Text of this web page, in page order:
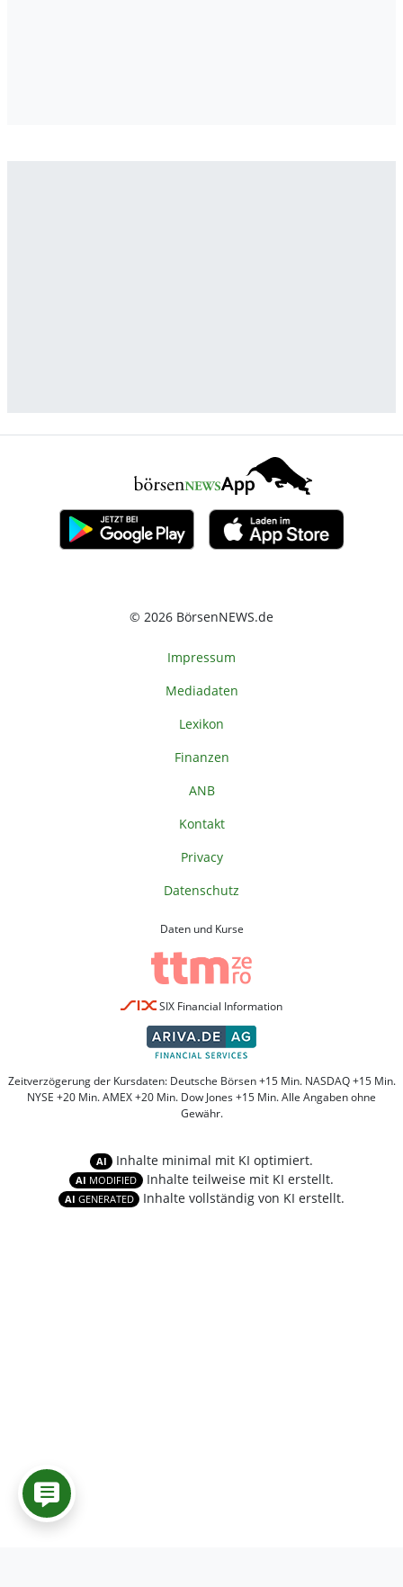
© 2026 BörsenNEWS.de
Impressum
Mediadaten
Lexikon
Finanzen
ANB
Kontakt
Privacy
Datenschutz
Daten und Kurse
SIX Financial Information
Zeitverzögerung der Kursdaten: Deutsche Börsen +15 Min. NASDAQ +15 Min.
NYSE +20 Min. AMEX +20 Min. Dow Jones +15 Min. Alle Angaben ohne
Gewähr.
AI Inhalte minimal mit KI optimiert.
AI MODIFIED Inhalte teilweise mit KI erstellt.
AI GENERATED Inhalte vollständig von KI erstellt.